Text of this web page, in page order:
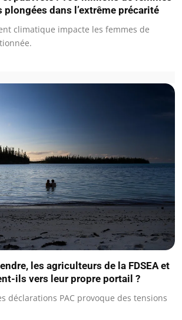
dans l’extrême précarité
climatique impacte les femmes de
les agriculteurs de la FDSEA et
ils vers leur propre portail ?
déclarations PAC provoque des tensions